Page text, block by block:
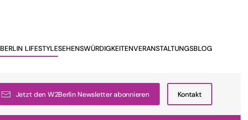
BERLIN LIFESTYLESEHENSWÜRDIGKEITENVERANSTALTUNGSBLOG
Jetzt den W2Berlin Newsletter abonnieren Kontakt